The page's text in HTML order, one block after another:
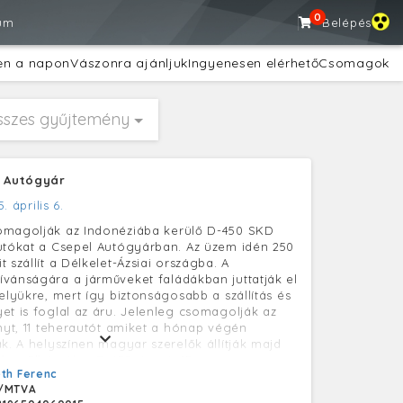
0Belépés
a naponVászonra ajánljukIngyenesen elérhetőCsomagok
gyűjtemény
Autógyár
április 6.
az Indonéziába kerülő D-450 SKD
a Csepel Autógyárban. Az üzem idén 250
szállít a Délkelet-Ázsiai országba. A
a járműveket faládákban juttatják el
mert így biztonságosabb a szállítás és
is foglal az áru. Jelenleg csomagolják az
11 teherautót amiket a hónap végén
A helyszínen magyar szerelők állítják majd
kéttartályos jármű mintapéldánya is, így a
a jövő évben kezdik meg. A
Ferenc